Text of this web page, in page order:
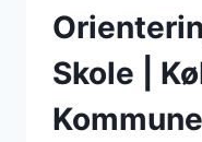
Skole |
Kommune